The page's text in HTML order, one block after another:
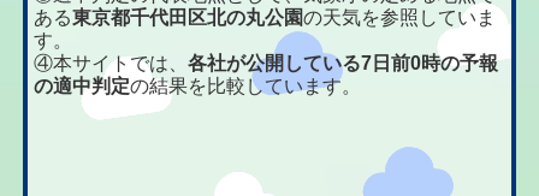
ある東京都千代田区北の丸公園の天気を参照していま
す。
④本サイトでは、各社が公開している7日前0時の予報
の適中判定の結果を比較しています。